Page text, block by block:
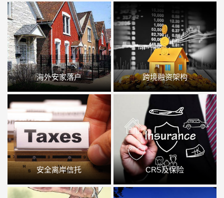
海外安家落户 跨境融资架构
安全离岸信托 CRS及保险